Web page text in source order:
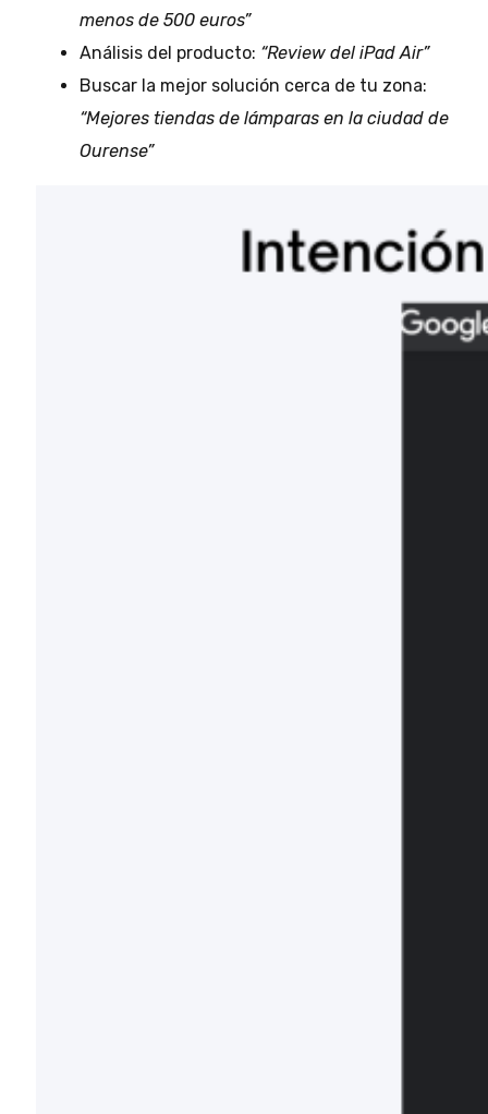
menos de 500 euros”
Análisis del producto: “Review del iPad Air”
Buscar la mejor solución cerca de tu zona:
“Mejores tiendas de lámparas en la ciudad de
Ourense”